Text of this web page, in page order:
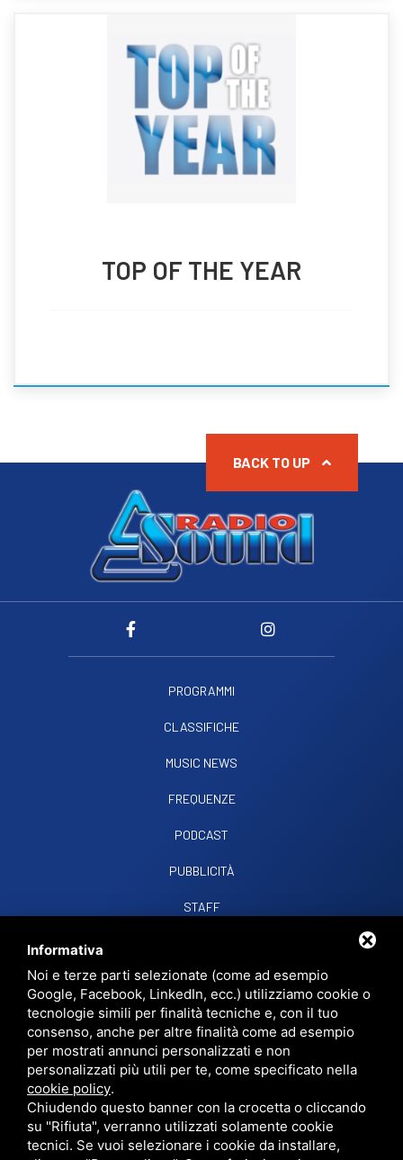
TOP OF THE YEAR
PROGRAMMI
CLASSIFICHE
MUSIC NEWS
FREQUENZE
PODCAST
PUBBLICITÀ
STAFF
RADIO SOUND SNCVIALE PAPA GIOVANNI XXIII, 39, 44021 CODIGORO FE
D.L. 34/2019 EROG. PUBBLICHE
PRIVACY•SITEMAP• QUESTO SITO È PROTETTO DA GOOGLE RECAPTCHA
V3,PRIVACY POLICYETERMS OF SERVICEDI GOOGLE.
BACK TO UP
Informativa
Noi e terze parti selezionate (come ad esempio
Google, Facebook, LinkedIn, ecc.) utilizziamo cookie o
tecnologie simili per finalità tecniche e, con il tuo
consenso, anche per altre finalità come ad esempio
per mostrati annunci personalizzati e non
personalizzati più utili per te, come specificato nella
cookie policy.
Chiudendo questo banner con la crocetta o cliccando
su "Rifiuta", verranno utilizzati solamente cookie
tecnici. Se vuoi selezionare i cookie da installare,